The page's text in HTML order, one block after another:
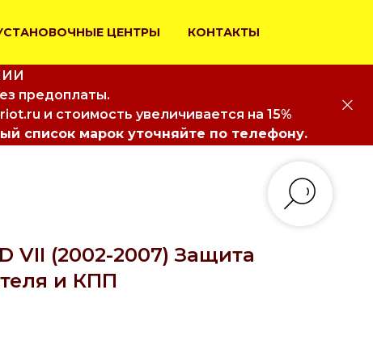
ЦЕНТРЫ КОНТАКТЫ
предоплаты.
и стоимость увеличивается на 15%
список марок уточняйте по телефону.
VII (2002-2007) Защита
и КПП